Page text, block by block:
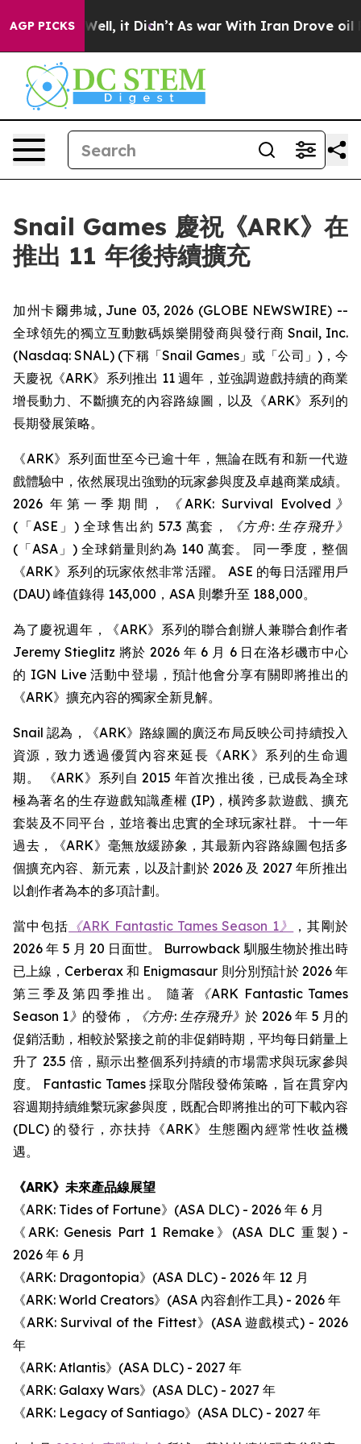
AGP PICKS
40%. Well, it Didn’t As war With Iran Drove oil
Snail Games 慶祝《ARK》在
推出 11 年後持續擴充
加州卡爾弗城, June 03, 2026 (GLOBE NEWSWIRE) --
全球領先的獨立互動數碼娛樂開發商與發行商 Snail, Inc.
(Nasdaq: SNAL) (下稱「Snail Games」或「公司」)，今
天慶祝《ARK》系列推出 11 週年，並強調遊戲持續的商業
增長動力、不斷擴充的內容路線圖，以及《ARK》系列的
長期發展策略。
《ARK》系列面世至今已逾十年，無論在既有和新一代遊
戲體驗中，依然展現出強勁的玩家參與度及卓越商業成績。
2026 年第一季期間，
《ARK: Survival Evolved》
(「ASE」) 全球售出約 57.3 萬套，
《方舟: 生存飛升》
(「ASA」) 全球銷量則約為 140 萬套。 同一季度，整個
《ARK》系列的玩家依然非常活躍。 ASE 的每日活躍用戶
(DAU) 峰值錄得 143,000，ASA 則攀升至 188,000。
為了慶祝週年，《ARK》系列的聯合創辦人兼聯合創作者
Jeremy Stieglitz 將於 2026 年 6 月 6 日在洛杉磯市中心
的 IGN Live 活動中登場，預計他會分享有關即將推出的
《ARK》擴充內容的獨家全新見解。
Snail 認為，《ARK》路線圖的廣泛布局反映公司持續投入
資源，致力透過優質內容來延長《ARK》系列的生命週
期。 《ARK》系列自 2015 年首次推出後，已成長為全球
極為著名的生存遊戲知識產權 (IP)，橫跨多款遊戲、擴充
套裝及不同平台，並培養出忠實的全球玩家社群。 十一年
過去，《ARK》毫無放緩跡象，其最新內容路線圖包括多
個擴充內容、新元素，以及計劃於 2026 及 2027 年所推出
以創作者為本的多項計劃。
當中包括 《ARK Fantastic Tames Season 1》
，其剛於
2026 年 5 月 20 日面世。 Burrowback 馴服生物於推出時
已上線，Cerberax 和 Enigmasaur 則分別預計於 2026 年
第三季及第四季推出。 隨著
《ARK Fantastic Tames
Season 1》 的發佈， 《方舟: 生存飛升》於 2026 年 5 月的
促銷活動，相較於緊接之前的非促銷時期，平均每日銷量上
升了 23.5 倍，顯示出整個系列持續的市場需求與玩家參與
度。 Fantastic Tames 採取分階段發佈策略，旨在貫穿內
容週期持續維繫玩家參與度，既配合即將推出的可下載內容
(DLC) 的發行，亦扶持《ARK》生態圈內經常性收益機
遇。
《ARK》未來產品線展望
《ARK: Tides of Fortune》(ASA DLC) - 2026 年 6 月
《ARK: Genesis Part 1 Remake》(ASA DLC 重製) -
2026 年 6 月
《ARK: Dragontopia》(ASA DLC) - 2026 年 12 月
《ARK: World Creators》(ASA 內容創作工具) - 2026 年
《ARK: Survival of the Fittest》(ASA 遊戲模式) - 2026
年
《ARK: Atlantis》(ASA DLC) - 2027 年
《ARK: Galaxy Wars》(ASA DLC) - 2027 年
《ARK: Legacy of Santiago》(ASA DLC) - 2027 年